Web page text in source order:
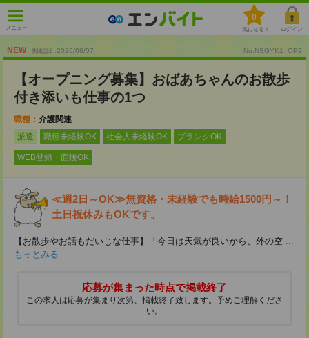
メニュー
0
気になる！ ログイン
NEW 掲載日 :2026/08/07 No.NSGYK1_OP9
【オープニング募集】おばあちゃんのお散歩
付き添いも仕事の1つ
職種： 介護関連
派遣
職種未経験OK 社会人未経験OK ブランクOK
WEB登録・面接OK
≪週2日～OK≫無資格・未経験でも時給1500円～！
土日祝休みもOKです。
【お散歩やお話もだいじな仕事】「今日は天気が良いから、外の空 ...
もっとみる
応募が集まった時点で掲載終了
この求人は応募が集まり次第、掲載終了致します。予めご理解くださ
い。